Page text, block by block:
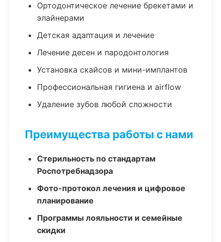
Ортодонтическое лечение брекетами и
элайнерами
Детская адаптация и лечение
Лечение десен и пародонтология
Установка скайсов и мини-имплантов
Профессиональная гигиена и airflow
Удаление зубов любой сложности
Преимущества работы с нами
Стерильность по стандартам
Роспотребнадзора
Фото-протокол лечения и цифровое
планирование
Программы лояльности и семейные
скидки